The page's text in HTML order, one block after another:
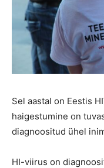
Sel aastal on Eestis
haigestumine on
diagnoositud ühel
HI-viirus on